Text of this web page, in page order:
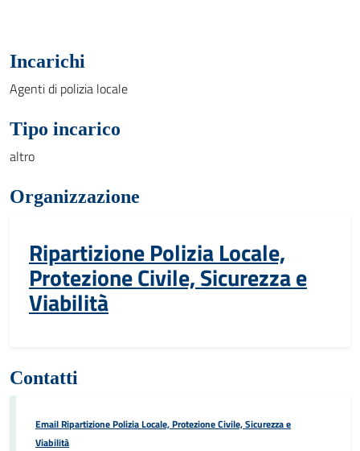
Incarichi
Agenti di polizia locale
Tipo incarico
altro
Organizzazione
Ripartizione Polizia Locale,
Protezione Civile, Sicurezza e
Viabilità
Contatti
Email Ripartizione Polizia Locale, Protezione Civile, Sicurezza e
Viabilità